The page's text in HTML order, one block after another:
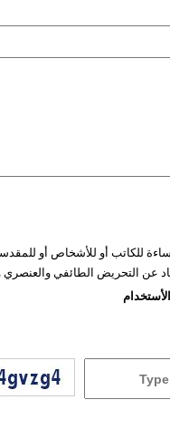
للكاتب أو للأشخاص أو
عن التحريض الطائفي والعنصري